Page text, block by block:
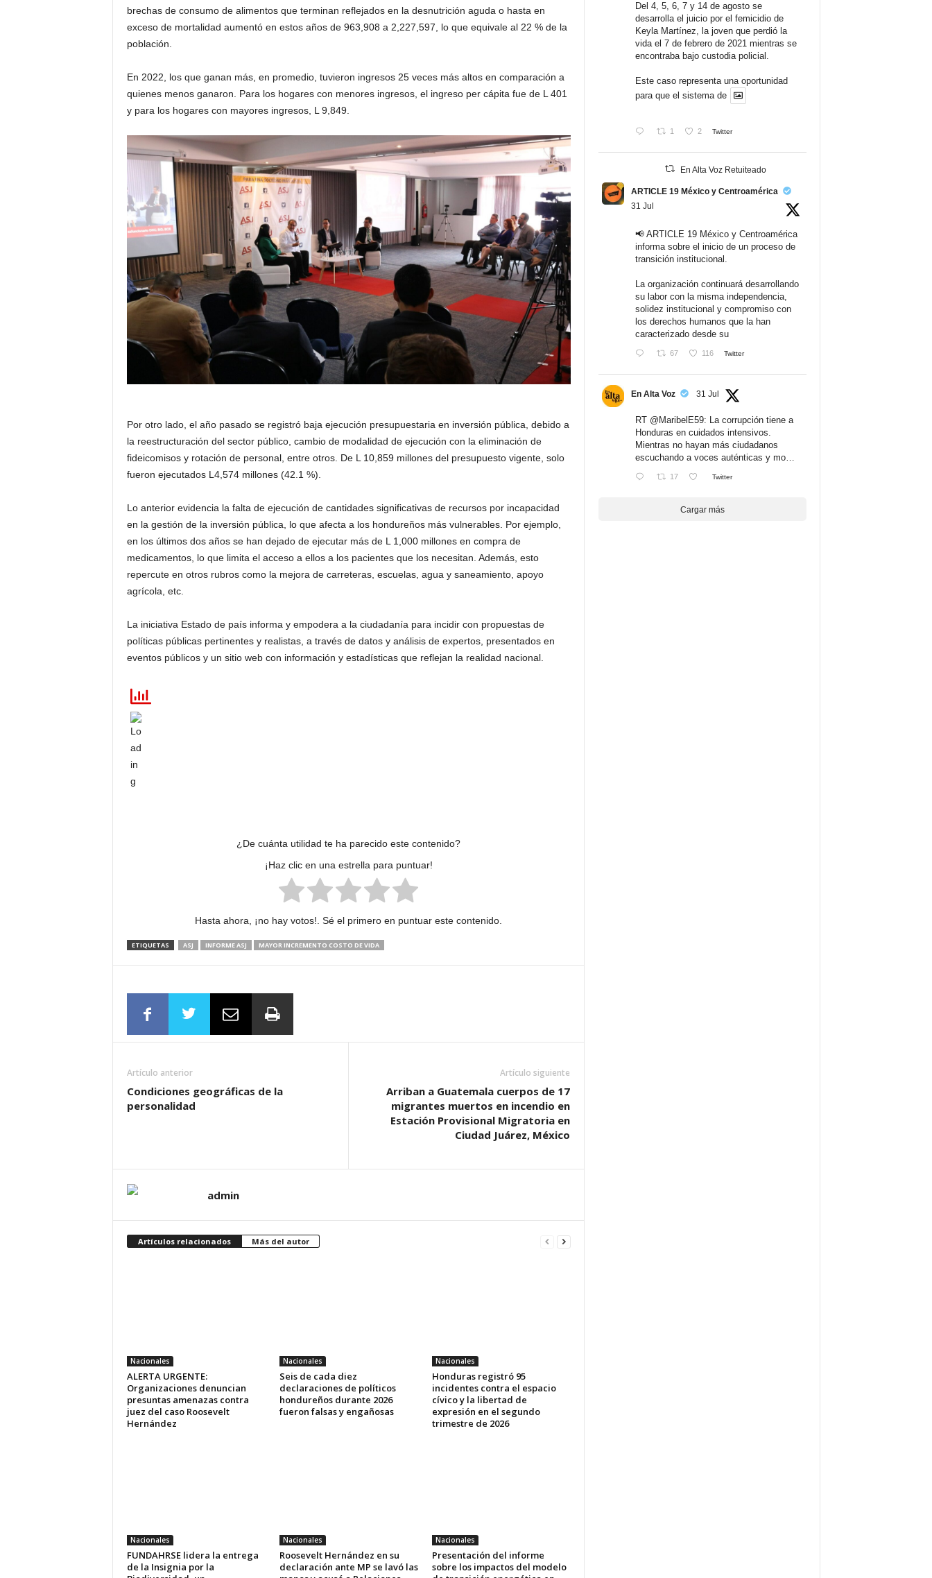
brechas de consumo de alimentos que terminan reflejados en la desnutrición aguda o hasta en
exceso de mortalidad aumentó en estos años de 963,908 a 2,227,597, lo que equivale al 22 % de la
población.
En 2022, los que ganan más, en promedio, tuvieron ingresos 25 veces más altos en comparación a
quienes menos ganaron. Para los hogares con menores ingresos, el ingreso per cápita fue de L 401
y para los hogares con mayores ingresos, L 9,849.
Por otro lado, el año pasado se registró baja ejecución presupuestaria en inversión pública, debido a
la reestructuración del sector público, cambio de modalidad de ejecución con la eliminación de
fideicomisos y rotación de personal, entre otros. De L 10,859 millones del presupuesto vigente, solo
fueron ejecutados L4,574 millones (42.1 %).
Lo anterior evidencia la falta de ejecución de cantidades significativas de recursos por incapacidad
en la gestión de la inversión pública, lo que afecta a los hondureños más vulnerables. Por ejemplo,
en los últimos dos años se han dejado de ejecutar más de L 1,000 millones en compra de
medicamentos, lo que limita el acceso a ellos a los pacientes que los necesitan. Además, esto
repercute en otros rubros como la mejora de carreteras, escuelas, agua y saneamiento, apoyo
agrícola, etc.
La iniciativa Estado de país informa y empodera a la ciudadanía para incidir con propuestas de
políticas públicas pertinentes y realistas, a través de datos y análisis de expertos, presentados en
eventos públicos y un sitio web con información y estadísticas que reflejan la realidad nacional.
¿De cuánta utilidad te ha parecido este contenido?
¡Haz clic en una estrella para puntuar!
Hasta ahora, ¡no hay votos!. Sé el primero en puntuar este contenido.
ETIQUETAS ASJ INFORME ASJ MAYOR INCREMENTO COSTO DE VIDA
Artículo anterior
Condiciones geográficas de la
personalidad
Artículo siguiente
Arriban a Guatemala cuerpos de 17
migrantes muertos en incendio en
Estación Provisional Migratoria en
Ciudad Juárez, México
admin
Artículos relacionados Más del autor
Nacionales
ALERTA URGENTE:
Organizaciones denuncian
presuntas amenazas contra
juez del caso Roosevelt
Hernández
Nacionales
Seis de cada diez
declaraciones de políticos
hondureños durante 2026
fueron falsas y engañosas
Nacionales
Honduras registró 95
incidentes contra el espacio
cívico y la libertad de
expresión en el segundo
trimestre de 2026
Nacionales
FUNDAHRSE lidera la entrega
de la Insignia por la
Nacionales
Roosevelt Hernández en su
declaración ante MP se lavó las
Nacionales
Presentación del informe
sobre los impactos del modelo
Del 4, 5, 6, 7 y 14 de agosto se
desarrolla el juicio por el femicidio de
Keyla Martínez, la joven que perdió la
vida el 7 de febrero de 2021 mientras se
encontraba bajo custodia policial.
Este caso representa una oportunidad
para que el sistema de
1 2 Twitter
En Alta Voz Retuiteado
ARTICLE 19 México y Centroamérica
31 Jul
📢 ARTICLE 19 México y Centroamérica
informa sobre el inicio de un proceso de
transición institucional.
La organización continuará desarrollando
su labor con la misma independencia,
solidez institucional y compromiso con
los derechos humanos que la han
caracterizado desde su
67 116 Twitter
En Alta Voz 31 Jul
RT @MaribelE59: La corrupción tiene a
Honduras en cuidados intensivos.
Mientras no hayan más ciudadanos
escuchando a voces auténticas y mo…
17 Twitter
Cargar más